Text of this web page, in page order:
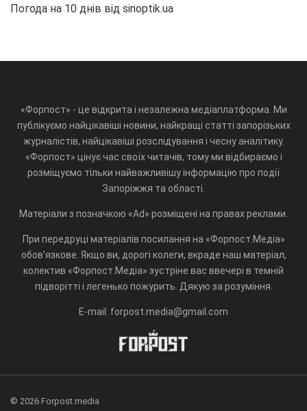
Погода на 10 днів від sinoptik.ua
«Форпост» - це відкрита і незалежна медіаплатформа. Ми
публікуємо найцікавіші новини, найкращі статті запорізьких
журналістів, найцікавіші розслідування і чесну аналітику.
«Форпост» цінує час своїх читачів, тому ми відбираємо і
розміщуємо тільки найважливішу інформацію про події
Запоріжжя та області.
Матеріали з позначкою «Ad» розміщені на правах реклами.
При передруці матеріалів посилання на «Форпост.Медіа»
обов'язкове. Якщо ви, дорогі колеги, вкраде наш матеріал,
колектив «Форпост.Медіа» зустріне вас ввечері в темній
підворітті і легенько пожурить. Дякую за розуміння.
E-mail: forpost.media@gmail.com
© 2026 Forpost.media